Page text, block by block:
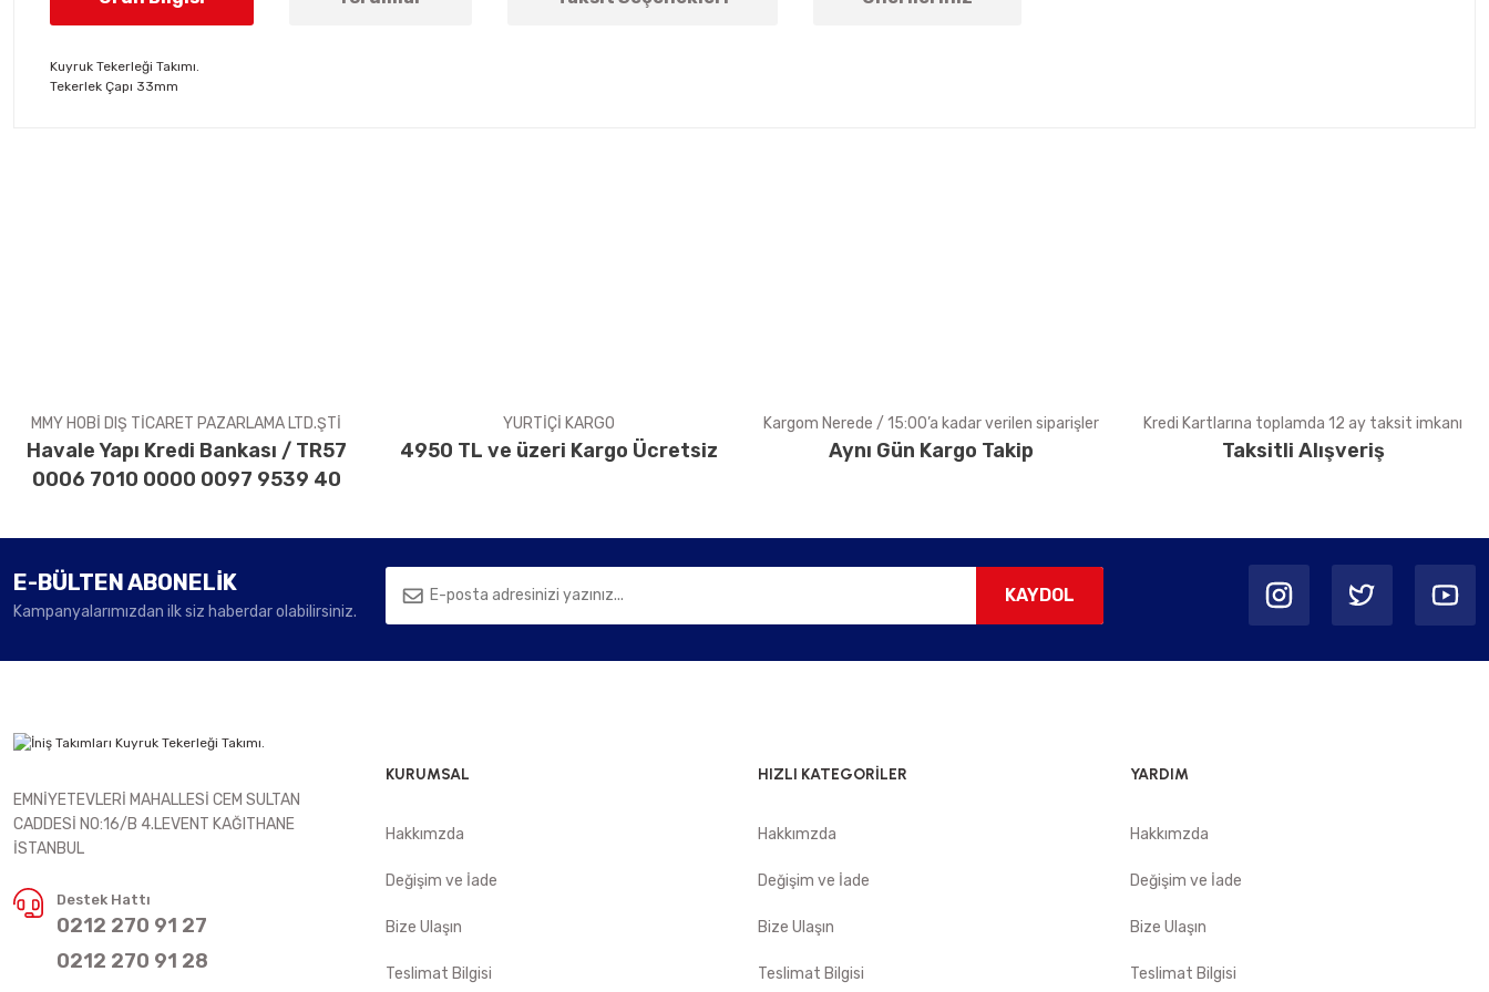
Kuyruk Tekerleği Takımı.
Tekerlek Çapı 33mm
MMY HOBİ DIŞ TİCARET PAZARLAMA LTD.ŞTİ
Havale Yapı Kredi Bankası / TR57
0006 7010 0000 0097 9539 40
YURTİÇİ KARGO
4950 TL ve üzeri Kargo Ücretsiz
Kargom Nerede / 15:00’a kadar verilen siparişler
Aynı Gün Kargo Takip
Kredi Kartlarına toplamda 12 ay taksit imkanı
Taksitli Alışveriş
E-BÜLTEN ABONELİK
Kampanyalarımızdan ilk siz haberdar olabilirsiniz.
KAYDOL
EMNİYETEVLERİ MAHALLESİ CEM SULTAN
CADDESİ NO:16/B 4.LEVENT KAĞITHANE
İSTANBUL
Destek Hattı
0212 270 91 27
0212 270 91 28
KURUMSAL
Hakkımzda
Değişim ve İade
Bize Ulaşın
Teslimat Bilgisi
HIZLI KATEGORİLER
Hakkımzda
Değişim ve İade
Bize Ulaşın
Teslimat Bilgisi
YARDIM
Hakkımzda
Değişim ve İade
Bize Ulaşın
Teslimat Bilgisi